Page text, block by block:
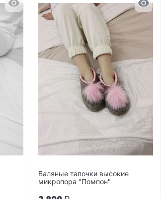
Валяные тапочки высокие
микропора "Помпон"